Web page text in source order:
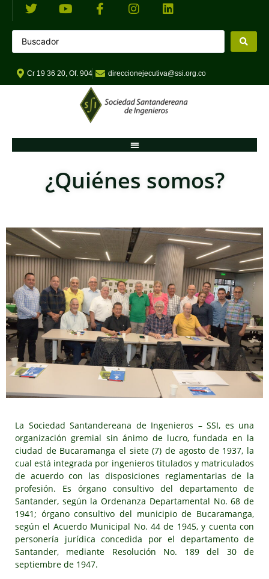
Cr 19 36 20, Of. 904 direccionejecutiva@ssi.org.co
¿Quiénes somos?
La Sociedad Santandereana de Ingenieros – SSI, es una
organización gremial sin ánimo de lucro, fundada en la
ciudad de Bucaramanga el siete (7) de agosto de 1937, la
cual está integrada por ingenieros titulados y matriculados
de acuerdo con las disposiciones reglamentarias de la
profesión. Es órgano consultivo del departamento de
Santander, según la Ordenanza Departamental No. 68 de
1941; órgano consultivo del municipio de Bucaramanga,
según el Acuerdo Municipal No. 44 de 1945, y cuenta con
personería jurídica concedida por el departamento de
Santander, mediante Resolución No. 189 del 30 de
septiembre de 1947.